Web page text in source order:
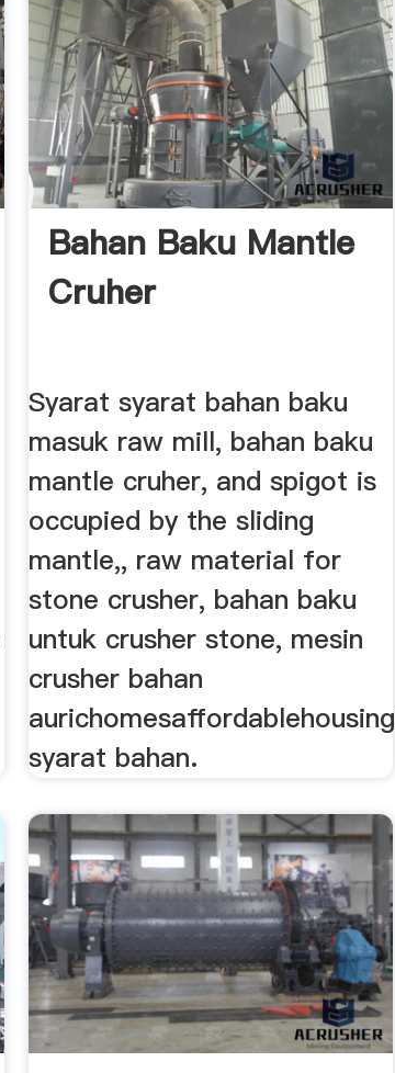
Bahan Baku Mantle
Cruher
Syarat syarat bahan baku
masuk raw mill, bahan baku
mantle cruher, and spigot is
occupied by the sliding
mantle,, raw material for
stone crusher, bahan baku
untuk crusher stone, mesin
crusher bahan
syarat bahan.